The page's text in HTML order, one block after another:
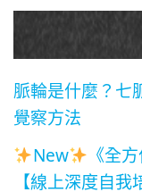
脈輪是什麼？七
覺察方法
New
《全
【線上深度自